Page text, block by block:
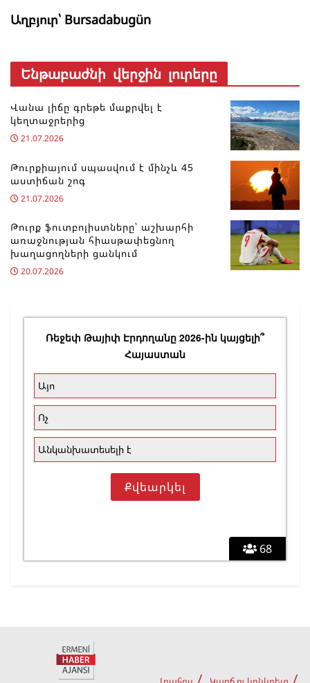
Աղբյուր՝ Bursadabugün
Ենթաբաժնի վերջին լուրերը
Վանա լիճը գրեթե մաքրվել է
կեղտաջրերից
21.07.2026
Թուրքիայում սպասվում է մինչև 45
աստիճան շոգ
21.07.2026
Թուրք ֆուտբոլիստները՝ աշխարհի
առաջնության հիասթափեցնող
խաղացողների ցանկում
20.07.2026
68
Ռեջեփ Թայիփ Էրդողանը 2026-ին կայցելի՞
Հայաստան
Այո
Ոչ
Անկանխատեսելի է